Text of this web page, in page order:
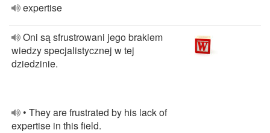
expertise
Oni są sfrustrowani jego brakiem
wiedzy specjalistycznej w tej
dziedzinie.
• They are frustrated by his lack of
expertise in this field.